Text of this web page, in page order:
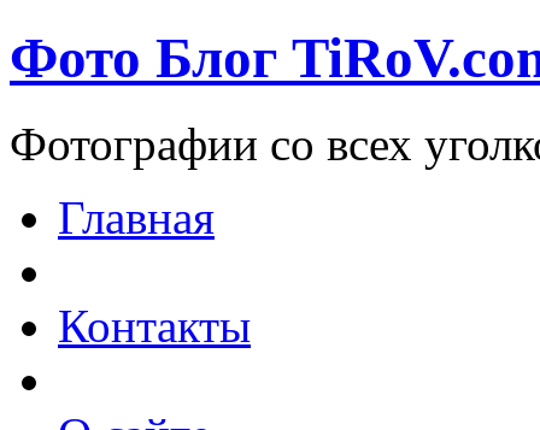
Фото Блог
Фотографии со всех
Главная
Контакты